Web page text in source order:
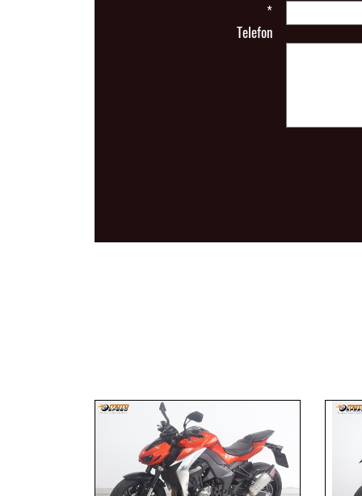
*
Telefon